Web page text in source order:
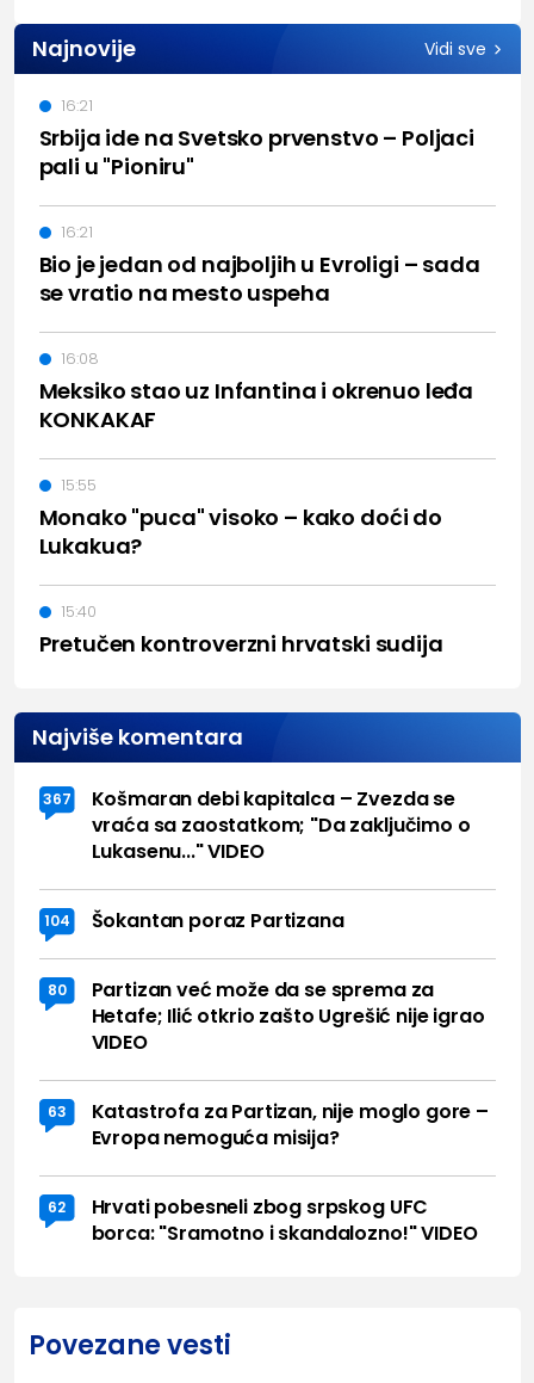
Najnovije Vidi sve
Srbija ide na Svetsko prvenstvo – Poljaci
pali u "Pioniru"
16:21
Bio je jedan od najboljih u Evroligi – sada
se vratio na mesto uspeha
16:21
Meksiko stao uz Infantina i okrenuo leđa
KONKAKAF
16:08
Monako "puca" visoko – kako doći do
Lukakua?
15:55
Pretučen kontroverzni hrvatski sudija
15:40
Najviše komentara
367
Košmaran debi kapitalca – Zvezda se
vraća sa zaostatkom; "Da zaključimo o
Lukasenu..." VIDEO
104 Šokantan poraz Partizana
80
Partizan već može da se sprema za
Hetafe; Ilić otkrio zašto Ugrešić nije igrao
VIDEO
63
Katastrofa za Partizan, nije moglo gore –
Evropa nemoguća misija?
62
Hrvati pobesneli zbog srpskog UFC
borca: "Sramotno i skandalozno!" VIDEO
Povezane vesti